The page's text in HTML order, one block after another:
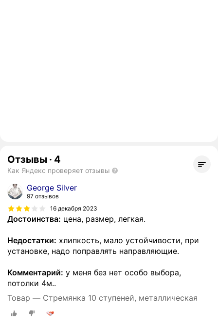
Отзывы · 4
Как Яндекс проверяет отзывы
George Silver
97 отзывов
16 декабря 2023
Достоинства: цена, размер, легкая.
Недостатки: хлипкость, мало устойчивости, при
установке, надо поправлять направляющие.
Комментарий: у меня без нет особо выбора,
потолки 4м..
Товар — Стремянка 10 ступеней, металлическая